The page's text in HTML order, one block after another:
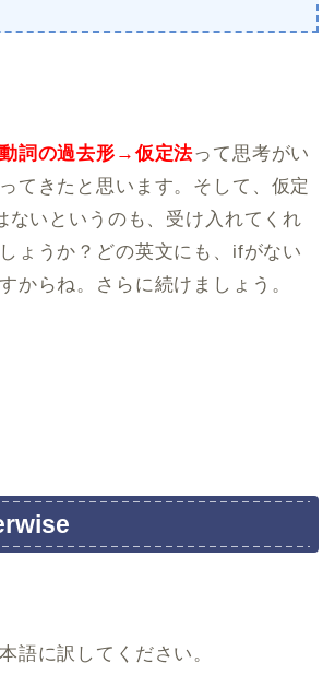
詞の過去形︎→仮定法って思考がい
てきたと思います。そして、仮定
ないというのも、受け入れてくれ
ょうか？どの英文にも、ifがない
からね。さらに続けましょう。
語に訳してください。